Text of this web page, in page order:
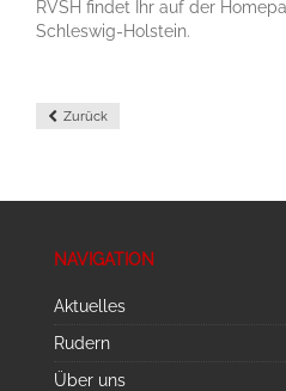
RVSH findet Ihr auf der
Schleswig-Holstein.
Zurück
NAVIGATION
Aktuelles
Rudern
Über uns